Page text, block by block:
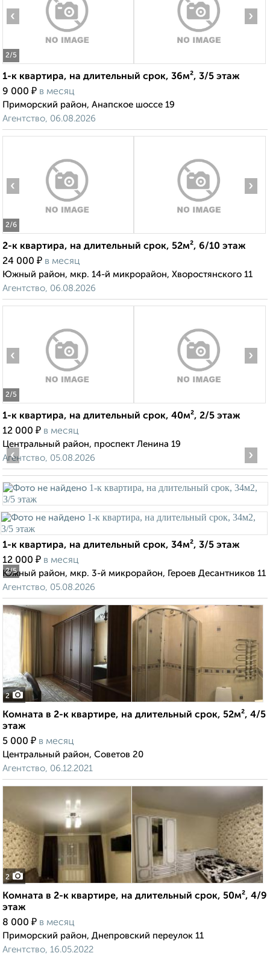
2/5
‹ ›
1-к квартира, на длительный срок, 36м², 3/5 этаж
9 000 ₽ в месяц
Приморский район, Анапское шоссе 19
Агентство, 06.08.2026
2/6
‹ ›
2-к квартира, на длительный срок, 52м², 6/10 этаж
24 000 ₽ в месяц
Южный район, мкр. 14-й микрорайон, Хворостянского 11
Агентство, 06.08.2026
2/5
‹ ›
1-к квартира, на длительный срок, 40м², 2/5 этаж
12 000 ₽ в месяц
Центральный район, проспект Ленина 19
Агентство, 05.08.2026
2/5
‹ ›
1-к квартира, на длительный срок, 34м², 3/5 этаж
12 000 ₽ в месяц
Южный район, мкр. 3-й микрорайон, Героев Десантников 11
Агентство, 05.08.2026
2
Комната в 2-к квартире, на длительный срок, 52м², 4/5
этаж
5 000 ₽ в месяц
Центральный район, Советов 20
Агентство, 06.12.2021
2
Комната в 2-к квартире, на длительный срок, 50м², 4/9
этаж
8 000 ₽ в месяц
Приморский район, Днепровский переулок 11
Агентство, 16.05.2022